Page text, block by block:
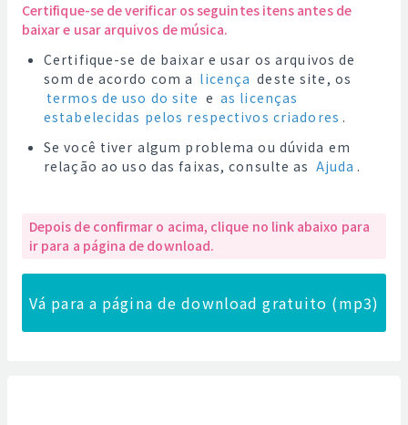
Certifique-se de verificar os seguintes itens antes de
baixar e usar arquivos de música.
Certifique-se de baixar e usar os arquivos de
som de acordo com a licença deste site, os
termos de uso do site e as licenças
estabelecidas pelos respectivos criadores .
Se você tiver algum problema ou dúvida em
relação ao uso das faixas, consulte as Ajuda .
Depois de confirmar o acima, clique no link abaixo para
ir para a página de download.
Vá para a página de download gratuito (mp3)